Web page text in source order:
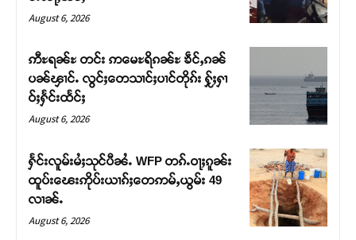
August 6, 2026
ဢီႊရၼ်ႊ တင်း ဢမေႊရိၵၼ်ႊ ၶဵင်ႇၵၼ်
ပၼ်ၾၢင်ႉ လွင်ႈတေသၢင်ႈပၢင်တိုၵ်း ႁႂ်ႈႁၢ
ဝ်ႈႁႅင်းထႅင်ႈ
August 6, 2026
ႁႅင်းလူမ်းမႆႈသုင်ပီၼႆႉ WFP တၵ်ႉဝႃႈၵူၼ်း
ထူပ်းၽေးဢိုပ်းယၢၵ်ႈတေဢမ်ႇယွမ်း 49
လၢၼ်ႉ
August 6, 2026